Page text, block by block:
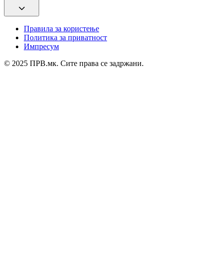
Правила за користење
Политика за приватност
Импресум
© 2025 ПРВ.мк. Сите права се задржани.